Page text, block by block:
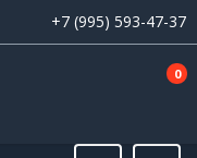
+7 (995) 593-47-37
0